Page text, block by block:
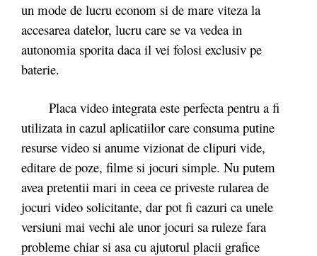
un mode de lucru econom si de mare viteza la
accesarea datelor, lucru care se va vedea in
autonomia sporita daca il vei folosi exclusiv pe
baterie.
Placa video integrata este perfecta pentru a fi
utilizata in cazul aplicatiilor care consuma putine
resurse video si anume vizionat de clipuri vide,
editare de poze, filme si jocuri simple. Nu putem
avea pretentii mari in ceea ce priveste rularea de
jocuri video solicitante, dar pot fi cazuri ca unele
versiuni mai vechi ale unor jocuri sa ruleze fara
probleme chiar si asa cu ajutorul placii grafice